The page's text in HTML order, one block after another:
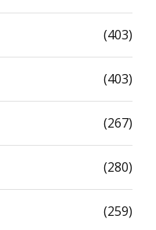
(403)
(403)
(267)
(280)
(259)